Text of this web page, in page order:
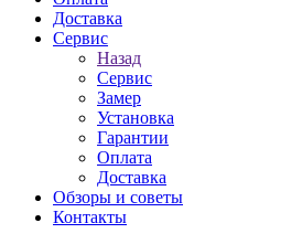
Доставка
Сервис
Назад
Сервис
Замер
Установка
Гарантии
Оплата
Доставка
Обзоры и советы
Контакты